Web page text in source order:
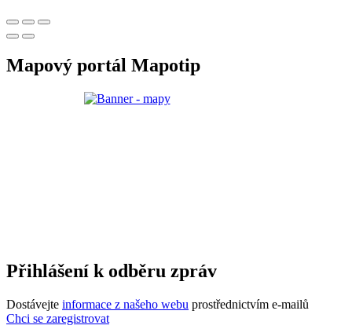
Mapový portál Mapotip
Přihlášení k odběru zpráv
Dostávejte informace z našeho webu prostřednictvím e-mailů
Chci se zaregistrovat